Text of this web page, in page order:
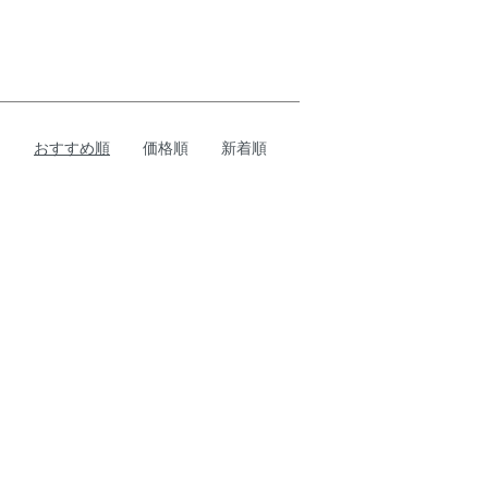
おすすめ順 価格順 新着順